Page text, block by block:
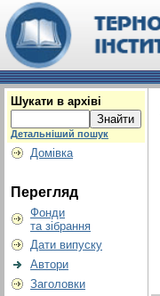
Шукати в архіві
Детальніший пошук
Домівка
Перегляд
Фонди
та зібрання
Дати випуску
Автори
Заголовки